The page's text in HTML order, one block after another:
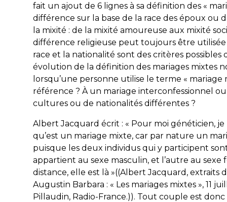
fait un ajout de 6 lignes à sa définition des «
différence sur la base de la race des époux ou
la mixité : de la mixité amoureuse aux mixité
différence religieuse peut toujours être utilisée
race et la nationalité sont des critères
évolution de la définition des mariages mixtes
lorsqu’une personne utilise le terme « mariage
référence ? À un mariage interconfessionnel
cultures ou de nationalités différentes ?
Albert Jacquard écrit : « Pour moi généticien,
qu’est un mariage mixte, car par nature un
puisque les deux individus qui y participent
appartient au sexe masculin, et l’autre au sexe
distance, elle est là »((Albert Jacquard,
Augustin Barbara : « Les mariages mixtes », 11
Pillaudin, Radio-France.)). Tout couple est